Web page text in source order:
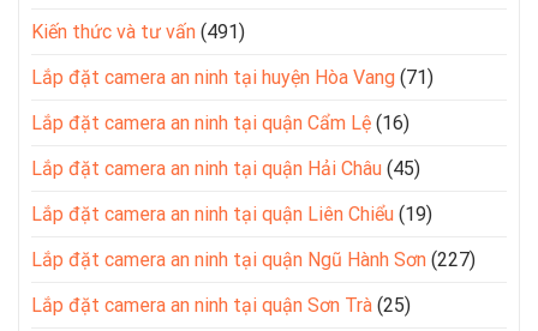
Kiến thức và tư vấn (491)
Lắp đặt camera an ninh tại huyện Hòa Vang (71)
Lắp đặt camera an ninh tại quận Cẩm Lệ (16)
Lắp đặt camera an ninh tại quận Hải Châu (45)
Lắp đặt camera an ninh tại quận Liên Chiểu (19)
Lắp đặt camera an ninh tại quận Ngũ Hành Sơn (227)
Lắp đặt camera an ninh tại quận Sơn Trà (25)